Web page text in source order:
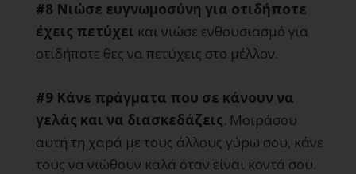
#8 Νιώσε ευγνωμοσύνη για οτιδήποτε
έχεις πετύχει και νιώσε ενθουσιασμό για
οτιδήποτε θες να πετύχεις στο μέλλον.
#9 Κάνε πράγματα που σε κάνουν να
γελάς και να διασκεδάζεις. Μοιράσου
αυτή τη χαρά με τους άλλους γύρω σου, κάνε
τους να νιώθουν καλά όταν είναι κοντά σου.